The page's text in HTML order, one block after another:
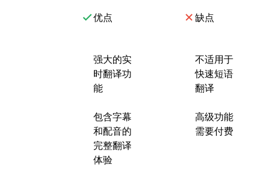
优点
强大的实
时翻译功
能
包含字幕
和配音的
完整翻译
体验
缺点
不适用于
快速短语
翻译
高级功能
需要付费